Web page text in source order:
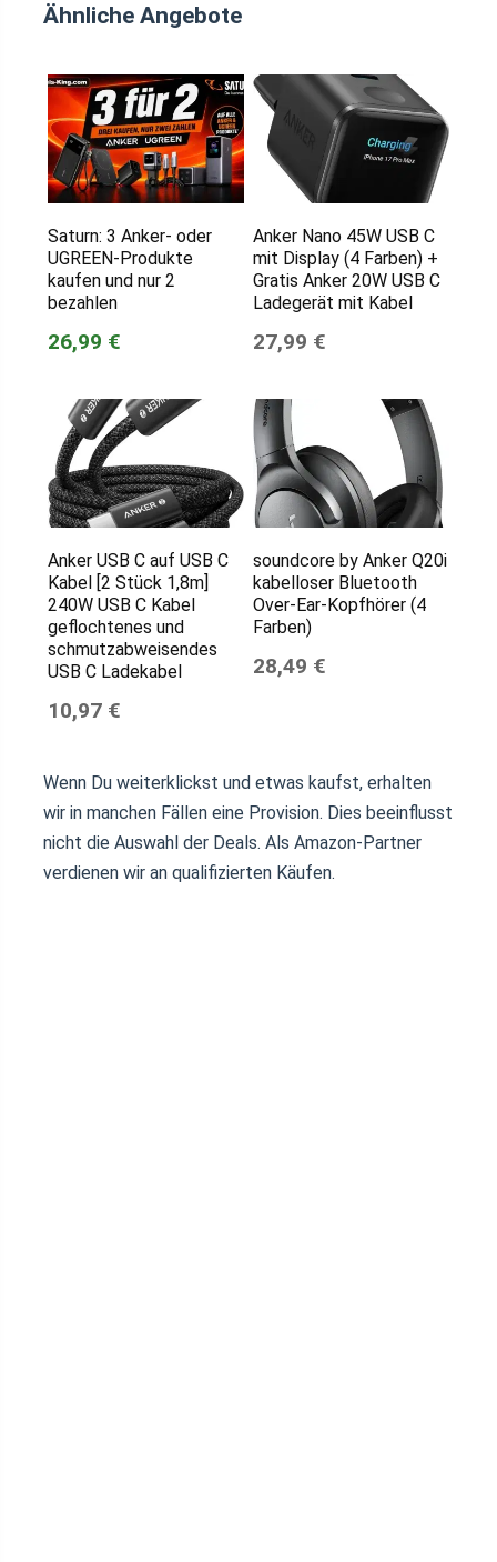
Ähnliche Angebote
Saturn: 3 Anker- oder
UGREEN-Produkte
kaufen und nur 2
bezahlen
26,99 €
Anker Nano 45W USB C
mit Display (4 Farben) +
Gratis Anker 20W USB C
Ladegerät mit Kabel
27,99 €
Anker USB C auf USB C
Kabel [2 Stück 1,8m]
240W USB C Kabel
geflochtenes und
schmutzabweisendes
USB C Ladekabel
10,97 €
soundcore by Anker Q20i
kabelloser Bluetooth
Over-Ear-Kopfhörer (4
Farben)
28,49 €
Wenn Du weiterklickst und etwas kaufst, erhalten
wir in manchen Fällen eine Provision. Dies beeinflusst
nicht die Auswahl der Deals. Als Amazon-Partner
verdienen wir an qualifizierten Käufen.